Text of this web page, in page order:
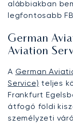
alábbiakban
legfontosabb
German
Aviation
A German
Service) teljes
Frankfurt
átfogó földi
személyzeti